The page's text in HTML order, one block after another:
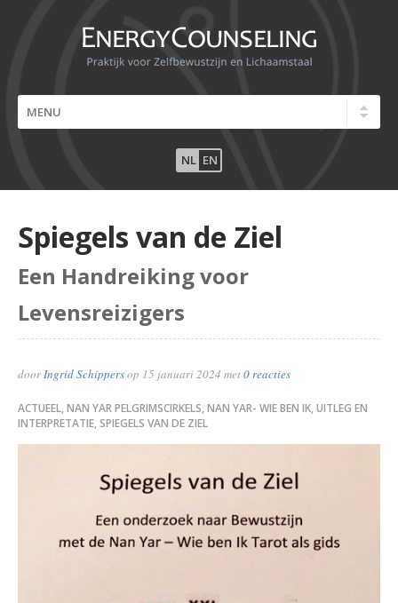
NL EN
Spiegels van de Ziel
Een Handreiking voor
Levensreizigers
doorIngrid Schippersop 15 januari 2024 met0 reacties
ACTUEEL,NAN YAR PELGRIMSCIRKELS,NAN YAR- WIE BEN IK, UITLEG EN
INTERPRETATIE,SPIEGELS VAN DE ZIEL